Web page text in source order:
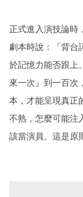
正式進入演技論時
劇本時說：「背台
於記憶力能否跟上
來一次』到一百次
本，才能呈現真正
不熟，怎麼可能注
該當演員。這是原